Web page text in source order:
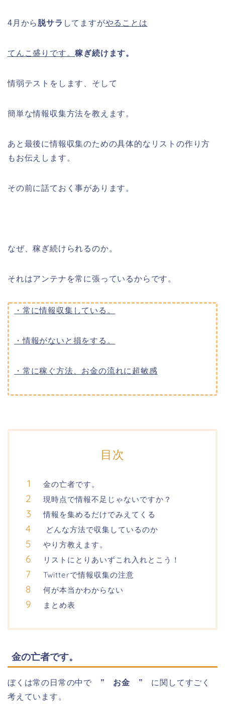
4月から 脱サラ してますがやることは
てんこ盛りです。稼ぎ続けます。
情弱テストをします、そして
簡単な情報収集方法を教えます。
あと最後に情報収集のための具体的なリストの作り方
もお伝えします。
その前に話ておく事があります。
なぜ、稼ぎ続けられるのか。
それはアンテナを常に張っているからです。
・常に情報収集している。
・情報がないと損をする。
・常に稼ぐ方法、お金の流れに超敏感
目次
金の亡者です。
現時点で情報不足じゃないですか？
情報を集めるだけでみえてくる
どんな方法で収集しているのか
やり方教えます。
リストにとりあいずこれ入れとこう！
Twitterで情報収集の注意
何が本当かわからない
まとめ表
金の亡者です。
ぼくは常の日常の中で ” お金 ” に関してすごく
考えています。